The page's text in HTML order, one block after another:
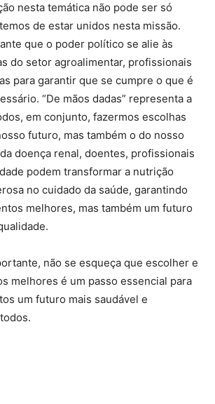
nesta temática não pode ser só
de estar unidos nesta missão.
que o poder político se alie às
do setor agroalimentar, profissionais
para garantir que se cumpre o que é
“De mãos dadas” representa a
em conjunto, fazermos escolhas
futuro, mas também o do nosso
doença renal, doentes, profissionais
podem transformar a nutrição
no cuidado da saúde, garantindo
melhores, mas também um futuro
não se esqueça que escolher e
melhores é um passo essencial para
um futuro mais saudável e